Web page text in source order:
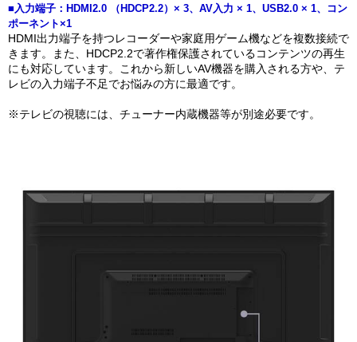
■入力端子：HDMI2.0 （HDCP2.2）× 3、AV入力 × 1、USB2.0 × 1、コン
ポーネント×1
HDMI出力端子を持つレコーダーや家庭用ゲーム機などを複数接続で
きます。また、HDCP2.2で著作権保護されているコンテンツの再生
にも対応しています。これから新しいAV機器を購入される方や、テ
レビの入力端子不足でお悩みの方に最適です。
※テレビの視聴には、チューナー内蔵機器等が別途必要です。